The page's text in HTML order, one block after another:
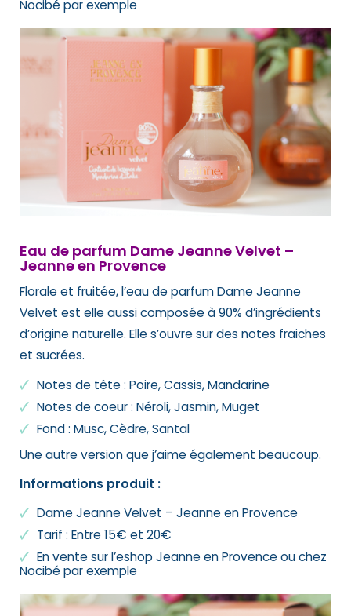
Nocibé par exemple
Eau de parfum Dame Jeanne Velvet –
Jeanne en Provence
Florale et fruitée, l’eau de parfum Dame Jeanne
Velvet est elle aussi composée à 90% d’ingrédients
d’origine naturelle. Elle s’ouvre sur des notes fraiches
et sucrées.
Notes de tête : Poire, Cassis, Mandarine
Notes de coeur : Néroli, Jasmin, Muget
Fond : Musc, Cèdre, Santal
Une autre version que j’aime également beaucoup.
Informations produit :
Dame Jeanne Velvet – Jeanne en Provence
Tarif : Entre 15€ et 20€
En vente sur l’eshop Jeanne en Provence ou chez
Nocibé par exemple